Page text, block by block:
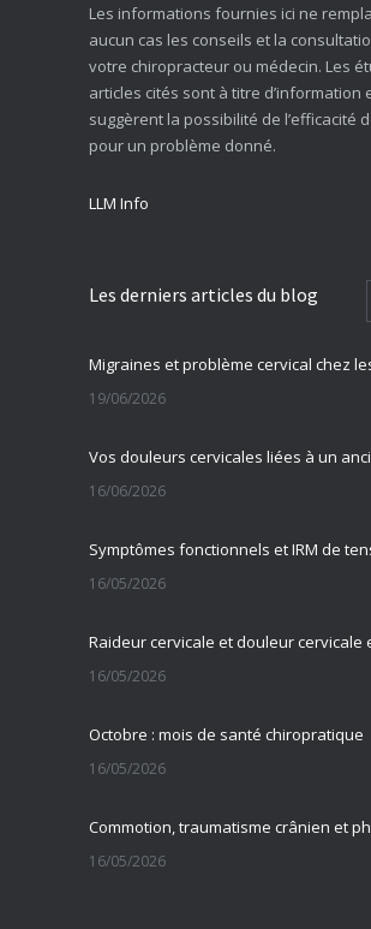
Les informations fournies ici ne
aucun cas les conseils et la
votre chiropracteur ou médecin. Les
articles cités sont à titre d’information
suggèrent la possibilité de l’efficacité
pour un problème donné.
LLM Info
Les derniers articles du blog
19/06/2026
16/06/2026
16/05/2026
16/05/2026
Octobre : mois de santé chiropratique
16/05/2026
16/05/2026